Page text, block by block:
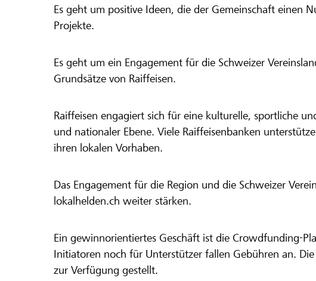
Es geht um positive Ideen, die der Gemeinschaft einen
Projekte.
Es geht um ein Engagement für die Schweizer
Grundsätze von Raiffeisen.
Raiffeisen engagiert sich für eine kulturelle, sportliche
und nationaler Ebene. Viele Raiffeisenbanken
ihren lokalen Vorhaben.
Das Engagement für die Region und die Schweizer
lokalhelden.ch weiter stärken.
Ein gewinnorientiertes Geschäft ist die Crowdfunding-
Initiatoren noch für Unterstützer fallen Gebühren an.
zur Verfügung gestellt.